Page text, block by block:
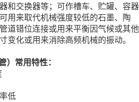
和交换器等；可作槽车、贮罐、容器
用来取代机械强度较低的石墨、陶
道错位连接或用来平衡因气候或其他
变化或用来消除高频机械的振动。
）常用特性：
低